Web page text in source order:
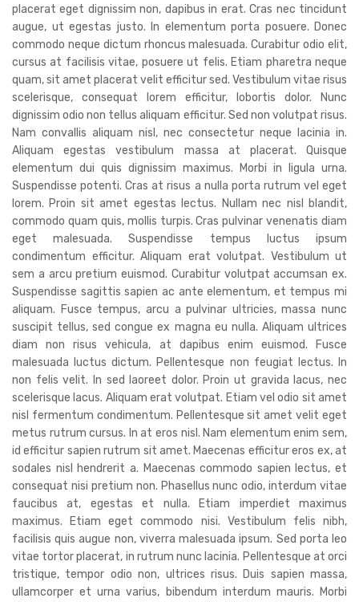
placerat eget dignissim non, dapibus in erat. Cras nec tincidunt
augue, ut egestas justo. In elementum porta posuere. Donec
commodo neque dictum rhoncus malesuada. Curabitur odio elit,
cursus at facilisis vitae, posuere ut felis. Etiam pharetra neque
quam, sit amet placerat velit efficitur sed. Vestibulum vitae risus
scelerisque, consequat lorem efficitur, lobortis dolor. Nunc
dignissim odio non tellus aliquam efficitur. Sed non volutpat risus.
Nam convallis aliquam nisl, nec consectetur neque lacinia in.
Aliquam egestas vestibulum massa at placerat. Quisque
elementum dui quis dignissim maximus. Morbi in ligula urna.
Suspendisse potenti. Cras at risus a nulla porta rutrum vel eget
lorem. Proin sit amet egestas lectus. Nullam nec nisl blandit,
commodo quam quis, mollis turpis. Cras pulvinar venenatis diam
eget malesuada. Suspendisse tempus luctus ipsum
condimentum efficitur. Aliquam erat volutpat. Vestibulum ut
sem a arcu pretium euismod. Curabitur volutpat accumsan ex.
Suspendisse sagittis sapien ac ante elementum, et tempus mi
aliquam. Fusce tempus, arcu a pulvinar ultricies, massa nunc
suscipit tellus, sed congue ex magna eu nulla. Aliquam ultrices
diam non risus vehicula, at dapibus enim euismod. Fusce
malesuada luctus dictum. Pellentesque non feugiat lectus. In
non felis velit. In sed laoreet dolor. Proin ut gravida lacus, nec
scelerisque lacus. Aliquam erat volutpat. Etiam vel odio sit amet
nisl fermentum condimentum. Pellentesque sit amet velit eget
metus rutrum cursus. In at eros nisl. Nam elementum enim sem,
id efficitur sapien rutrum sit amet. Maecenas efficitur eros ex, at
sodales nisl hendrerit a. Maecenas commodo sapien lectus, et
consequat nisi pretium non. Phasellus nunc odio, interdum vitae
faucibus at, egestas et nulla. Etiam imperdiet maximus
maximus. Etiam eget commodo nisi. Vestibulum felis nibh,
facilisis quis augue non, viverra malesuada ipsum. Sed porta leo
vitae tortor placerat, in rutrum nunc lacinia. Pellentesque at orci
tristique, tempor odio non, ultrices risus. Duis sapien massa,
ullamcorper et urna varius, bibendum interdum mauris. Morbi